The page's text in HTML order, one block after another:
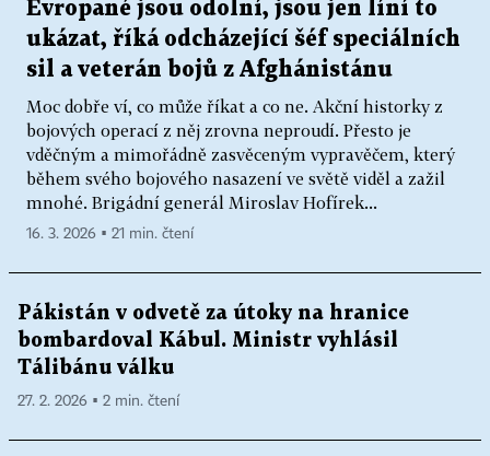
Evropané jsou odolní, jsou jen líní to
ukázat, říká odcházející šéf speciálních
sil a veterán bojů z Afghánistánu
Moc dobře ví, co může říkat a co ne. Akční historky z
bojových operací z něj zrovna neproudí. Přesto je
vděčným a mimořádně zasvěceným vypravěčem, který
během svého bojového nasazení ve světě viděl a zažil
mnohé. Brigádní generál Miroslav Hofírek...
16. 3. 2026 ▪ 21 min. čtení
Pákistán v odvetě za útoky na hranice
bombardoval Kábul. Ministr vyhlásil
Tálibánu válku
27. 2. 2026 ▪ 2 min. čtení